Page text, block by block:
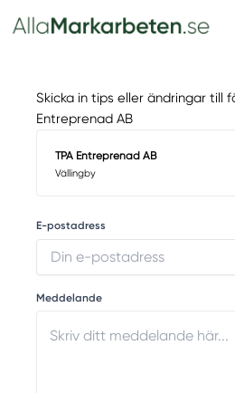
Skicka in tips eller ändringar till
Entreprenad AB
TPA Entreprenad AB
Vällingby
E-postadress
Meddelande